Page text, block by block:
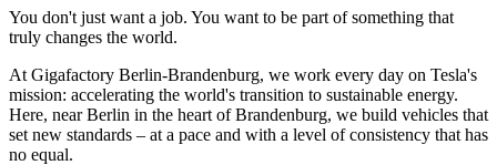
You don't just want a job. You want to be part of something that
truly changes the world.
At Gigafactory Berlin-Brandenburg, we work every day on Tesla's
mission: accelerating the world's transition to sustainable energy.
Here, near Berlin in the heart of Brandenburg, we build vehicles that
set new standards – at a pace and with a level of consistency that has
no equal.